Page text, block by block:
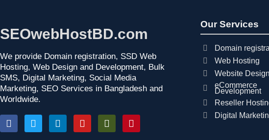
SEOwebHostBD.com
We provide Domain registration, SSD Web
Hosting, Web Design and Development, Bulk
SMS, Digital Marketing, Social Media
Marketing, SEO Services in Bangladesh and
Worldwide.
Our Services
Domain
Web Hosting
Website Design
eCommerce
Development
Reseller
Digital